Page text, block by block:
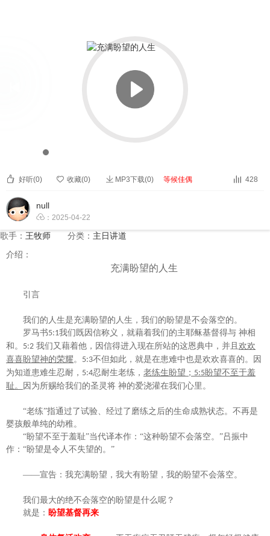
 好听(0)  收藏(0)  MP3下载(0) 等候佳偶  428
null
 ：2025-04-22
歌手： 王牧师 分类： 主日讲道
介绍：
充满盼望的人生
引言
我们的人生是充满盼望的人生，我们的盼望是不会落空的。
罗马书5:1我们既因信称义，就藉着我们的主耶稣基督得与 神相
和。 5:2 我们又藉着他，因信得进入现在所站的这恩典中，并且 欢欢
喜喜盼望神的荣耀。 5:3不但如此，就是在患难中也是欢欢喜喜的。因
为知道患难生忍耐， 5:4忍耐生老练， 老练生盼望； 5:5盼望不至于羞
耻。
因为所赐给我们的圣灵将 神的爱浇灌在我们心里。
“老练”指通过了试验、经过了磨练之后的生命成熟状态。不再是
婴孩般单纯的幼稚。
“盼望不至于羞耻”当代译本作：“这种盼望不会落空。”吕振中
作：“盼望是令人不失望的。”
——宣告：我充满盼望，我大有盼望，我的盼望不会落空。
我们最大的绝不会落空的盼望是什么呢？
就是： 盼望基督再来